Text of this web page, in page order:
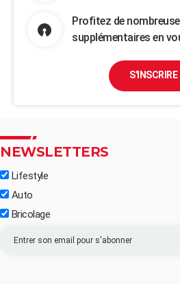
Profitez de
supplémentaires en
S'INSCRIRE
NEWSLETTERS
Lifestyle
Auto
Bricolage